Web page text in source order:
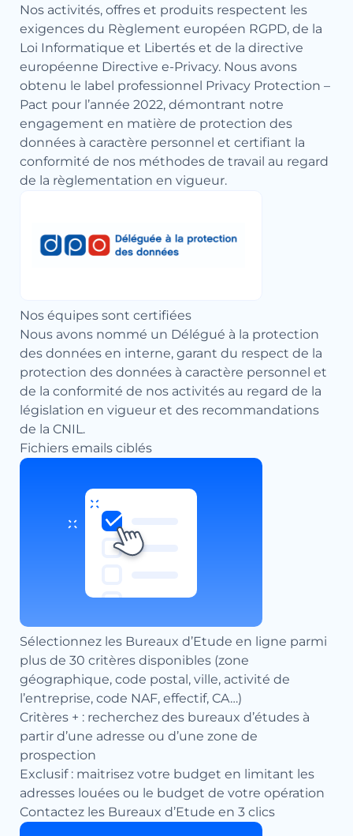
Nos activités, offres et produits respectent les
exigences du Règlement européen RGPD, de la
Loi Informatique et Libertés et de la directive
européenne Directive e-Privacy. Nous avons
obtenu le label professionnel Privacy Protection –
Pact pour l’année 2022, démontrant notre
engagement en matière de protection des
données à caractère personnel et certifiant la
conformité de nos méthodes de travail au regard
de la règlementation en vigueur.
Nos équipes sont certifiées
Nous avons nommé un Délégué à la protection
des données en interne, garant du respect de la
protection des données à caractère personnel et
de la conformité de nos activités au regard de la
législation en vigueur et des recommandations
de la CNIL.
Fichiers emails ciblés
Sélectionnez les Bureaux d’Etude en ligne parmi
plus de 30 critères disponibles (zone
géographique, code postal, ville, activité de
l’entreprise, code NAF, effectif, CA…)
Critères + : recherchez des bureaux d’études à
partir d’une adresse ou d’une zone de
prospection
Exclusif : maitrisez votre budget en limitant les
adresses louées ou le budget de votre opération
Contactez les Bureaux d’Etude en 3 clics